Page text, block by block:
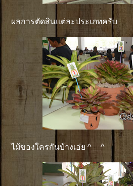
ผลการตัดสินแต่ละประเภทครับ
ไม้ของใครกันบ้างเอ่ย ^__^